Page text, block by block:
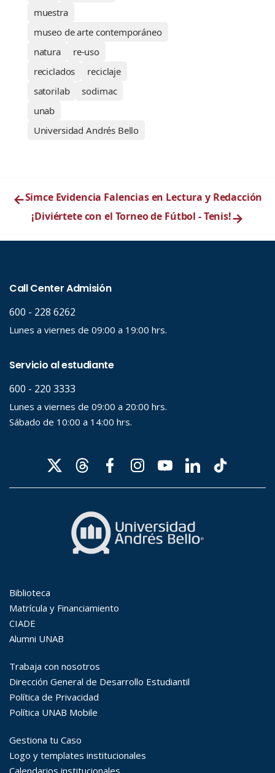
muestra
museo de arte contemporáneo
natura
re-uso
reciclados
reciclaje
satorilab
sodimac
unab
Universidad Andrés Bello
←Simce Evidencia Falencias en Lectura y Redacción
¡Diviértete con el Torneo de Fútbol - Tenis!→